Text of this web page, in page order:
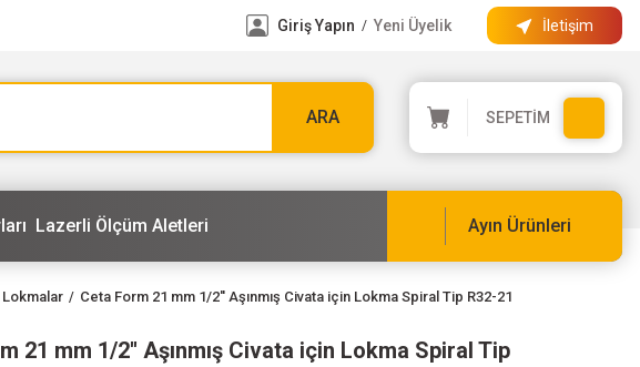
Giriş Yapın / Yeni Üyelik İletişim
ARA SEPETİM
Lazerli Ölçüm Aletleri Ayın Ürünleri
Lokmalar Ceta Form 21 mm 1/2'' Aşınmış Civata için Lokma Spiral Tip R32-21
21 mm 1/2'' Aşınmış Civata için Lokma Spiral Tip